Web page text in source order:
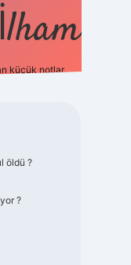
küçük notlar.
öldü ?
?